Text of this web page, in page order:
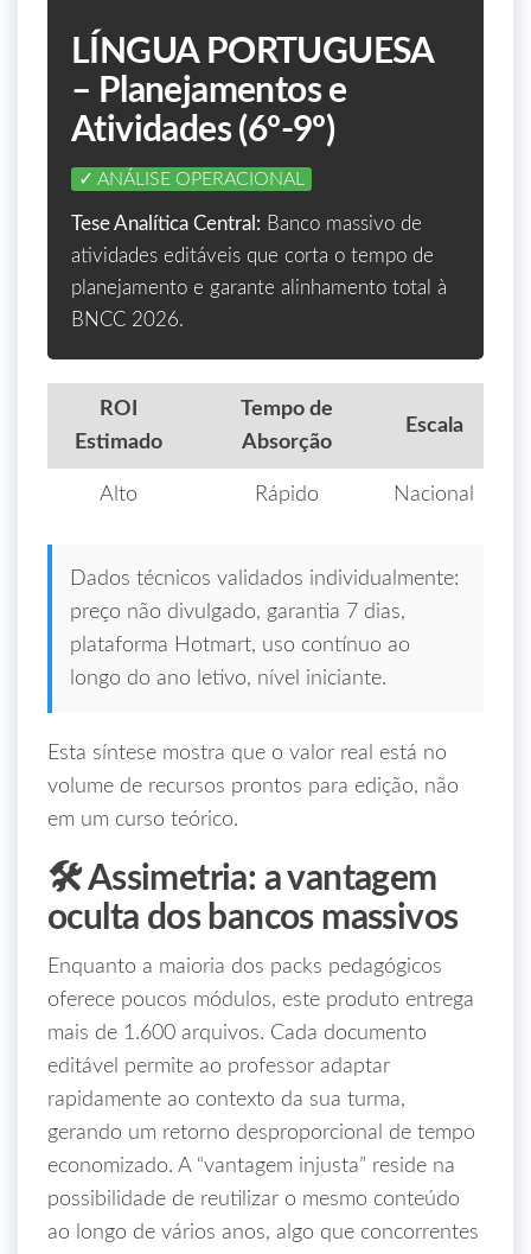
LÍNGUA PORTUGUESA
– Planejamentos e
Atividades (6º‑9º)
✓ ANÁLISE OPERACIONAL
Tese Analítica Central: Banco massivo de
atividades editáveis que corta o tempo de
planejamento e garante alinhamento total à
BNCC 2026.
ROI
Estimado
Tempo de
Absorção
Escala
Alto Rápido Nacional
Dados técnicos validados individualmente:
preço não divulgado, garantia 7 dias,
plataforma Hotmart, uso contínuo ao
longo do ano letivo, nível iniciante.
Esta síntese mostra que o valor real está no
volume de recursos prontos para edição, não
em um curso teórico.
🛠️ Assimetria: a vantagem
oculta dos bancos massivos
Enquanto a maioria dos packs pedagógicos
oferece poucos módulos, este produto entrega
mais de 1.600 arquivos. Cada documento
editável permite ao professor adaptar
rapidamente ao contexto da sua turma,
gerando um retorno desproporcional de tempo
economizado. A “vantagem injusta” reside na
possibilidade de reutilizar o mesmo conteúdo
ao longo de vários anos, algo que concorrentes